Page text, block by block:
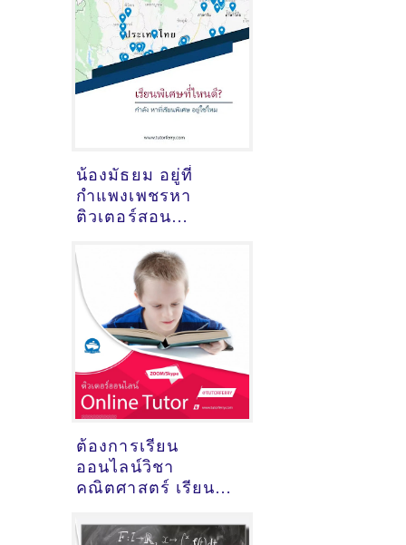
น้องมัธยม อยู่ที่
กำแพงเพชรหา
ติวเตอร์สอน
ติวเตอร์คนไหนดี ?
ต้องการเรียน
ออนไลน์วิชา
คณิตศาสตร์ เรียน
ติวเตอร์คนไหนดี ?